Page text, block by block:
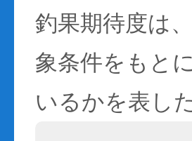
釣果期待度は
象条件をもと
いるかを表し